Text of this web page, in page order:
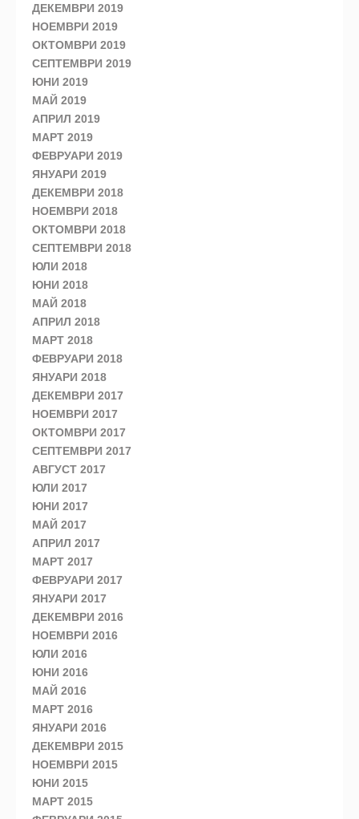
ДЕКЕМВРИ 2019
НОЕМВРИ 2019
ОКТОМВРИ 2019
СЕПТЕМВРИ 2019
ЮНИ 2019
МАЙ 2019
АПРИЛ 2019
МАРТ 2019
ФЕВРУАРИ 2019
ЯНУАРИ 2019
ДЕКЕМВРИ 2018
НОЕМВРИ 2018
ОКТОМВРИ 2018
СЕПТЕМВРИ 2018
ЮЛИ 2018
ЮНИ 2018
МАЙ 2018
АПРИЛ 2018
МАРТ 2018
ФЕВРУАРИ 2018
ЯНУАРИ 2018
ДЕКЕМВРИ 2017
НОЕМВРИ 2017
ОКТОМВРИ 2017
СЕПТЕМВРИ 2017
АВГУСТ 2017
ЮЛИ 2017
ЮНИ 2017
МАЙ 2017
АПРИЛ 2017
МАРТ 2017
ФЕВРУАРИ 2017
ЯНУАРИ 2017
ДЕКЕМВРИ 2016
НОЕМВРИ 2016
ЮЛИ 2016
ЮНИ 2016
МАЙ 2016
МАРТ 2016
ЯНУАРИ 2016
ДЕКЕМВРИ 2015
НОЕМВРИ 2015
ЮНИ 2015
МАРТ 2015